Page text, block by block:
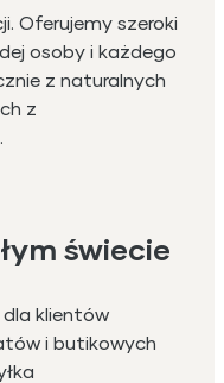
Oferujemy szeroki
osoby i każdego
z naturalnych
z
świecie
dla klientów
i butikowych